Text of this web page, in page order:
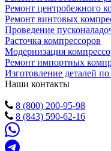
Ремонт центробежного
Ремонт винтовых
Проведение
Расточка компрессоров
Модернизация
Ремонт импортных
Изготовление деталей
Наши контакты
8 (800) 200-95-98
8 (843) 590-62-16